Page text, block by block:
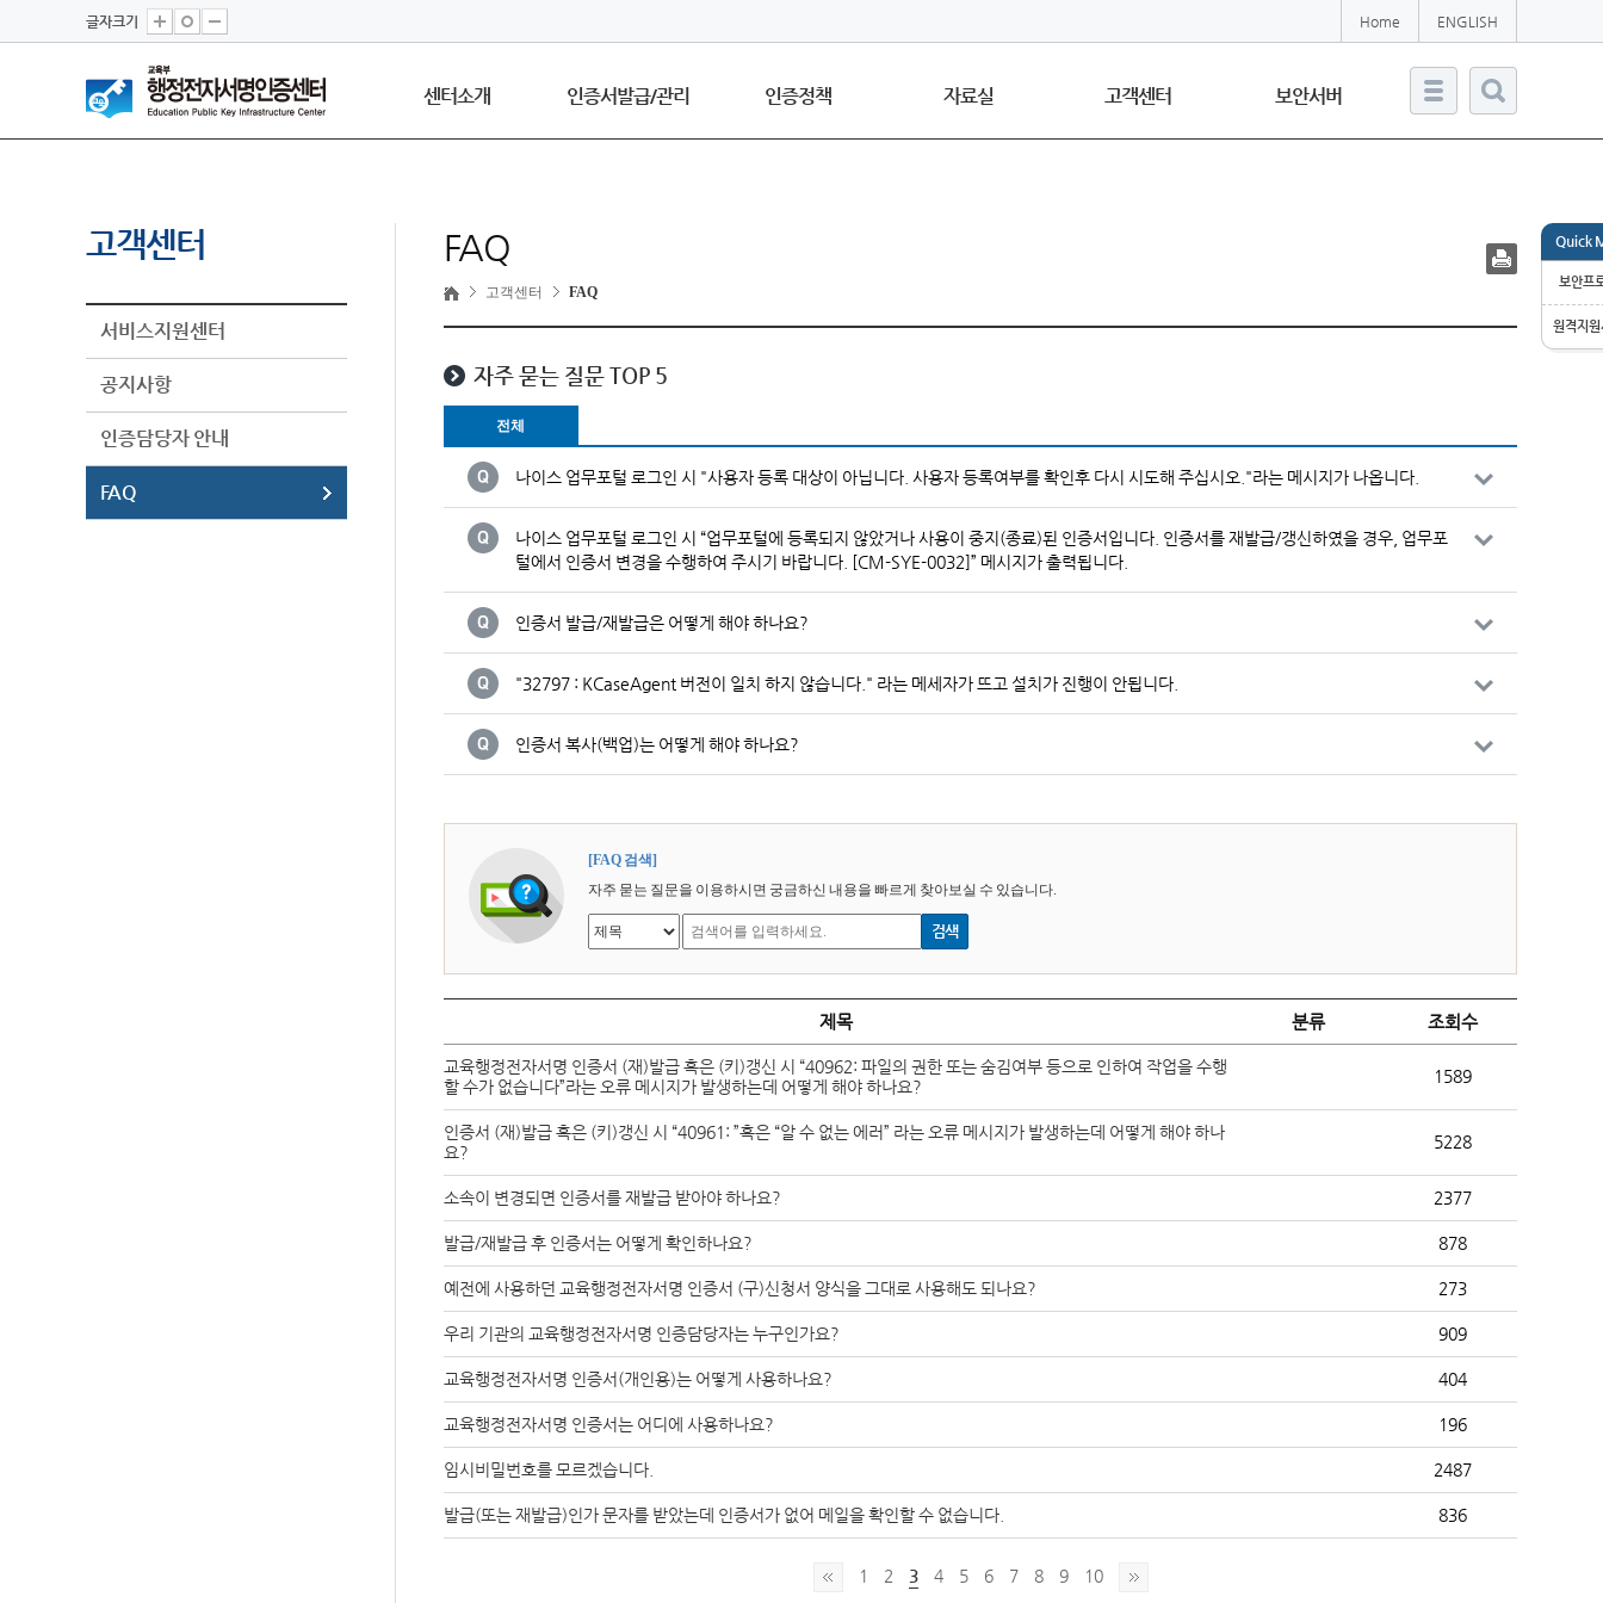
글자크기 Home ENGLISH
센터소개 인증서발급/관리 인증정책 자료실 고객센터 보안서버
Quick
보안프
원격지
고객센터
서비스지원센터
공지사항
인증담당자 안내
FAQ
FAQ
고객센터 FAQ
자주 묻는 질문 TOP 5
전체
나이스 업무포털 로그인 시 "사용자 등록 대상이 아닙니다. 사용자 등록여부를 확인후 다시 시도해 주십시오."라는 메시지가 나옵니다.
나이스 업무포털 로그인 시 “업무포털에 등록되지 않았거나 사용이 중지(종료)된 인증서입니다. 인증서를 재발급/갱신하였을 경우, 업무포
털에서 인증서 변경을 수행하여 주시기 바랍니다. [CM-SYE-0032]” 메시지가 출력됩니다.
인증서 발급/재발급은 어떻게 해야 하나요?
"32797 : KCaseAgent 버전이 일치 하지 않습니다." 라는 메세자가 뜨고 설치가 진행이 안됩니다.
인증서 복사(백업)는 어떻게 해야 하나요?
[FAQ 검색]
자주 묻는 질문을 이용하시면 궁금하신 내용을 빠르게 찾아보실 수 있습니다.
검색
제목 분류 조회수
교육행정전자서명 인증서 (재)발급 혹은 (키)갱신 시 “40962: 파일의 권한 또는 숨김여부 등으로 인하여 작업을 수행
할 수가 없습니다”라는 오류 메시지가 발생하는데 어떻게 해야 하나요?
1589
인증서 (재)발급 혹은 (키)갱신 시 “40961: ”혹은 “알 수 없는 에러” 라는 오류 메시지가 발생하는데 어떻게 해야 하나
요?
5228
소속이 변경되면 인증서를 재발급 받아야 하나요? 2377
발급/재발급 후 인증서는 어떻게 확인하나요? 878
예전에 사용하던 교육행정전자서명 인증서 (구)신청서 양식을 그대로 사용해도 되나요? 273
우리 기관의 교육행정전자서명 인증담당자는 누구인가요? 909
교육행정전자서명 인증서(개인용)는 어떻게 사용하나요? 404
교육행정전자서명 인증서는 어디에 사용하나요? 196
임시비밀번호를 모르겠습니다. 2487
발급(또는 재발급)인가 문자를 받았는데 인증서가 없어 메일을 확인할 수 없습니다. 836
1 2 3 4 5 6 7 8 9 10